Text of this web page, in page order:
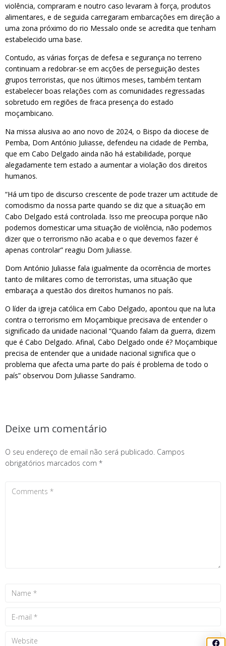
violência, compraram e noutro caso levaram à força, produtos
alimentares, e de seguida carregaram embarcações em direção a
uma zona próximo do rio Messalo onde se acredita que tenham
estabelecido uma base.
Contudo, as várias forças de defesa e segurança no terreno
continuam a redobrar-se em acções de perseguição destes
grupos terroristas, que nos últimos meses, também tentam
estabelecer boas relações com as comunidades regressadas
sobretudo em regiões de fraca presença do estado
moçambicano.
Na missa alusiva ao ano novo de 2024, o Bispo da diocese de
Pemba, Dom António Juliasse, defendeu na cidade de Pemba,
que em Cabo Delgado ainda não há estabilidade, porque
alegadamente tem estado a aumentar a violação dos direitos
humanos.
“Há um tipo de discurso crescente de pode trazer um actitude de
comodismo da nossa parte quando se diz que a situação em
Cabo Delgado está controlada. Isso me preocupa porque não
podemos domesticar uma situação de violência, não podemos
dizer que o terrorismo não acaba e o que devemos fazer é
apenas controlar” reagiu Dom Juliasse.
Dom António Juliasse fala igualmente da ocorrência de mortes
tanto de militares como de terroristas, uma situação que
embaraça a questão dos direitos humanos no país.
O líder da igreja católica em Cabo Delgado, apontou que na luta
contra o terrorismo em Moçambique precisava de entender o
significado da unidade nacional “Quando falam da guerra, dizem
que é Cabo Delgado. Afinal, Cabo Delgado onde é? Moçambique
precisa de entender que a unidade nacional significa que o
problema que afecta uma parte do país é problema de todo o
país” observou Dom Juliasse Sandramo.
Deixe um comentário
O seu endereço de email não será publicado. Campos
obrigatórios marcados com *